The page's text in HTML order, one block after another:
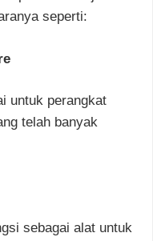
seperti:
untuk perangkat
telah banyak
sebagai alat untuk